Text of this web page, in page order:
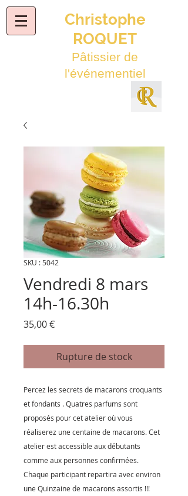
Christophe
ROQUET
Pâtissier de
l'événementiel
SKU : 5042
Vendredi 8 mars
14h-16.30h
35,00 €Prix
Rupture de stock
Percez les secrets de macarons croquants
et fondants . Quatres parfums sont
proposés pour cet atelier où vous
réaliserez une centaine de macarons. Cet
atelier est accessible aux débutants
comme aux personnes confirmées.
Chaque participant repartira avec environ
une Quinzaine de macarons assortis !!!